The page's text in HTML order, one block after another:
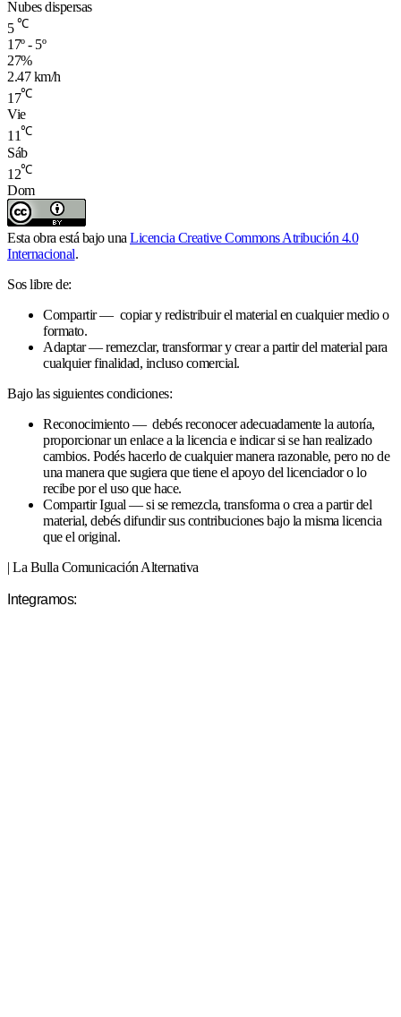
Nubes dispersas
5 ℃
17º - 5º
27%
2.47 km/h
17℃
Vie
11℃
Sáb
12℃
Dom
Esta obra está bajo una Licencia Creative Commons Atribución 4.0
Internacional.
Sos libre de:
Compartir — copiar y redistribuir el material en cualquier medio o
formato.
Adaptar — remezclar, transformar y crear a partir del material para
cualquier finalidad, incluso comercial.
Bajo las siguientes condiciones:
Reconocimiento — debés reconocer adecuadamente la autoría,
proporcionar un enlace a la licencia e indicar si se han realizado
cambios. Podés hacerlo de cualquier manera razonable, pero no de
una manera que sugiera que tiene el apoyo del licenciador o lo
recibe por el uso que hace.
Compartir Igual — si se remezcla, transforma o crea a partir del
material, debés difundir sus contribuciones bajo la misma licencia
que el original.
| La Bulla Comunicación Alternativa
Integramos: